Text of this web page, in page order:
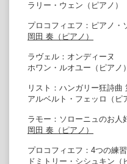
ラリー・ウェン（ピアノ）
プロコフィエフ：ピアノ・
岡田 奏（ピアノ）
ラヴェル：オンディーヌ
ホワン・ルオユー（ピアノ）
リスト：ハンガリー狂詩曲
アルベルト・フェッロ（ピ
ラモー：ソローニュのお人
岡田 奏（ピアノ）
プロコフィエフ：4つの練
ドミトリー・シシュキン（